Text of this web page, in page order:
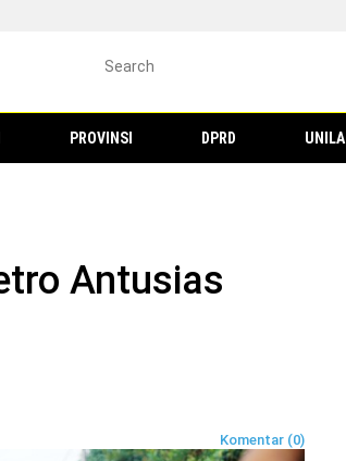
PROVINSI DPRD UNILA
Antusias
Komentar (0)